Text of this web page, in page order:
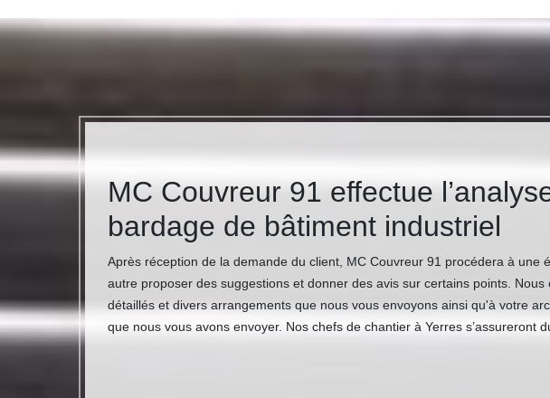
MC Couvreur 91 effectue
bardage de bâtiment industriel
Après réception de la demande du client, MC Couvreur 91 procédera à
autre proposer des suggestions et donner des avis sur certains points.
détaillés et divers arrangements que nous vous envoyons ainsi qu'à votre
que nous vous avons envoyer. Nos chefs de chantier à Yerres s’assureront